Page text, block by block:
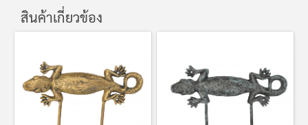
สินค้าเกี่ยวข้อง